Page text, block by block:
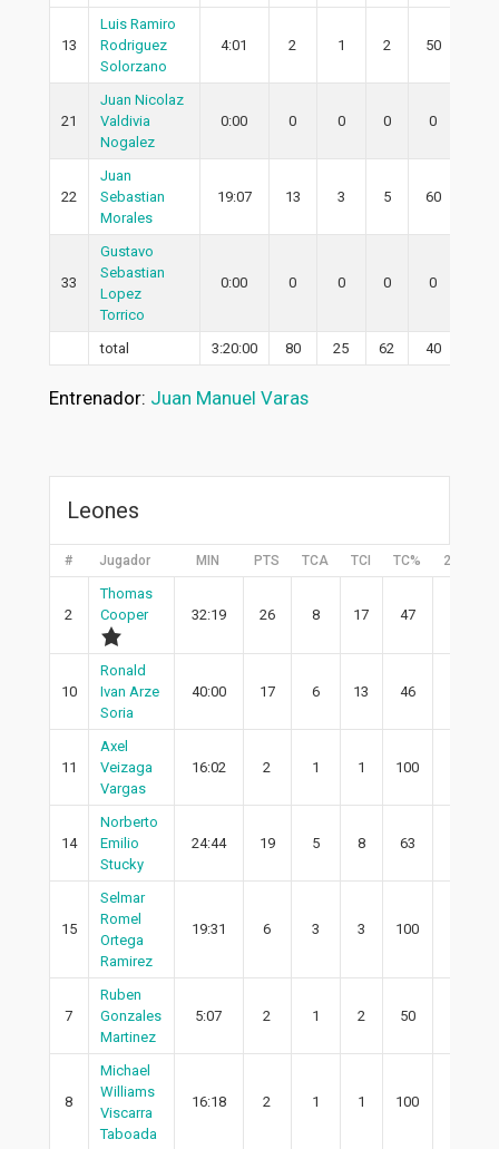
13
Luis Ramiro
Rodriguez
Solorzano
4:01 2 1 2 50
21
Juan Nicolaz
Valdivia
Nogalez
0:00 0 0 0 0
22
Juan
Sebastian
Morales
19:07 13 3 5 60
33
Gustavo
Sebastian
Lopez
Torrico
0:00 0 0 0 0
total 3:20:00 80 25 62 40
Entrenador: Juan Manuel Varas
Leones
# Jugador MIN PTS TCA TCI TC% 2PA
2
Thomas
Cooper
32:19 26 8 17 47
10
Ronald
Ivan Arze
Soria
40:00 17 6 13 46
11
Axel
Veizaga
Vargas
16:02 2 1 1 100
14
Norberto
Emilio
Stucky
24:44 19 5 8 63
15
Selmar
Romel
Ortega
Ramirez
19:31 6 3 3 100
7
Ruben
Gonzales
Martinez
5:07 2 1 2 50
8
Michael
Williams
Viscarra
Taboada
16:18 2 1 1 100